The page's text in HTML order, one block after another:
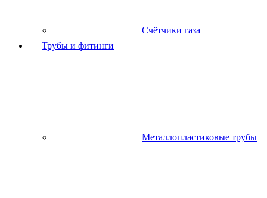
Счётчики газа
Трубы и фитинги
Металлопластиковые трубы